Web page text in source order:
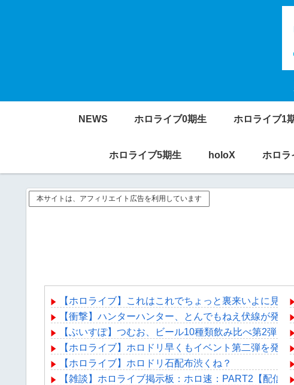
NEWS ホロライブ0期生 ホロライブ1
ホロライブ5期生 holoX ホロラ
本サイトは、アフィリエイト広告を利用しています
【ホロライブ】これはこれでちょっと裏来いよに見える
【衝撃】ハンターハンター、とんでもねえ伏線が発
【ぶいすぽ】つむお、ビール10種類飲み比べ第2弾
【ホロライブ】ホロドリ早くもイベント第二弾を発
【ホロライブ】ホロドリ石配布渋くね？
【雑談】ホロライブ掲示板：ホロ速：PART2【配信